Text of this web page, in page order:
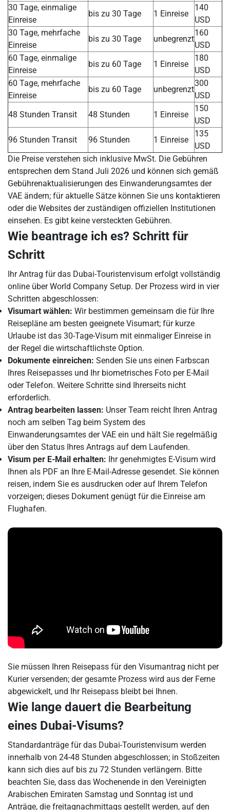
30 Tage, einmalige
Einreise
bis zu 30 Tage 1 Einreise
140
USD
30 Tage, mehrfache
Einreise
bis zu 30 Tage unbegrenzt
160
USD
60 Tage, einmalige
Einreise
bis zu 60 Tage 1 Einreise
180
USD
60 Tage, mehrfache
Einreise
bis zu 60 Tage unbegrenzt
300
USD
48 Stunden Transit
48 Stunden 1 Einreise
150
USD
96 Stunden Transit
96 Stunden 1 Einreise
135
USD
Die Preise verstehen sich inklusive MwSt. Die Gebühren
entsprechen dem Stand Juli 2026 und können sich gemäß
Gebührenaktualisierungen des Einwanderungsamtes der
VAE ändern; für aktuelle Sätze können Sie uns kontaktieren
oder die Websites der zuständigen offiziellen Institutionen
einsehen. Es gibt keine versteckten Gebühren.
Wie beantrage ich es? Schritt für
Schritt
Ihr Antrag für das Dubai-Touristenvisum erfolgt vollständig
online über World Company Setup. Der Prozess wird in vier
Schritten abgeschlossen:
Visumart wählen: Wir bestimmen gemeinsam die für Ihre
Reisepläne am besten geeignete Visumart; für kurze
Urlaube ist das 30-Tage-Visum mit einmaliger Einreise in
der Regel die wirtschaftlichste Option.
Dokumente einreichen: Senden Sie uns einen Farbscan
Ihres Reisepasses und Ihr biometrisches Foto per E-Mail
oder Telefon. Weitere Schritte sind Ihrerseits nicht
erforderlich.
Antrag bearbeiten lassen: Unser Team reicht Ihren Antrag
noch am selben Tag beim System des
Einwanderungsamtes der VAE ein und hält Sie regelmäßig
über den Status Ihres Antrags auf dem Laufenden.
Visum per E-Mail erhalten: Ihr genehmigtes E-Visum wird
Ihnen als PDF an Ihre E-Mail-Adresse gesendet. Sie können
reisen, indem Sie es ausdrucken oder auf Ihrem Telefon
vorzeigen; dieses Dokument genügt für die Einreise am
Flughafen.
Sie müssen Ihren Reisepass für den Visumantrag nicht per
Kurier versenden; der gesamte Prozess wird aus der Ferne
abgewickelt, und Ihr Reisepass bleibt bei Ihnen.
Wie lange dauert die Bearbeitung
eines Dubai-Visums?
Standardanträge für das Dubai-Touristenvisum werden
innerhalb von 24-48 Stunden abgeschlossen; in Stoßzeiten
kann sich dies auf bis zu 72 Stunden verlängern. Bitte
beachten Sie, dass das Wochenende in den Vereinigten
Arabischen Emiraten Samstag und Sonntag ist und
Anträge, die freitagnachmittags gestellt werden, auf den